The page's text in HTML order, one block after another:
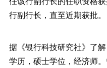
行副行长，直至近期获批。
据《银行科技研究社》了
学历，硕士学位，经济师